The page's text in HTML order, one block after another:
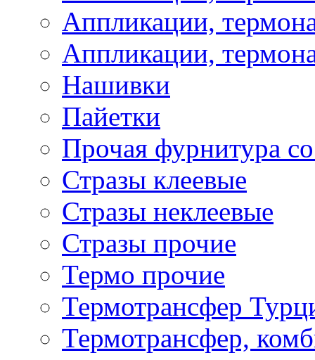
Аппликации,
Аппликации,
Нашивки
Пайетки
Прочая фурнитура
Стразы клеевые
Стразы неклеевые
Стразы прочие
Термо прочие
Термотрансфер
Термотрансфер,